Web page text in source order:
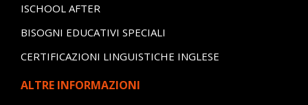
ISCHOOL AFTER
BISOGNI EDUCATIVI SPECIALI
CERTIFICAZIONI LINGUISTICHE INGLESE
ALTRE INFORMAZIONI